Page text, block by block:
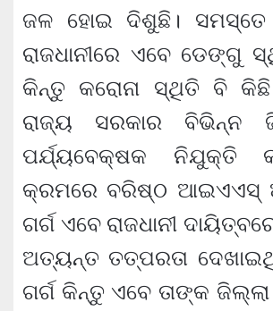
ଜଳ ହୋଇ ଦିଶୁଛି।
ରାଜଧାନୀରେ ଏବେ ଡେଙ୍ଗୁ
କିନ୍ତୁ କରୋନା ସ୍ଥିତି ବି
ରାଜ୍ୟ ସରକାର ବିଭିନ୍ନ
ପର୍ଯ୍ୟବେକ୍ଷକ ନିଯୁକ୍ତି
କ୍ରମରେ ବରିଷ୍ଠ ଆଇଏଏସ୍
ଗର୍ଗ ଏବେ ରାଜଧାନୀ
ଅତ୍ୟନ୍ତ ତତ୍ପରତା
ଗର୍ଗ କିନ୍ତୁ ଏବେ ତାଙ୍କ